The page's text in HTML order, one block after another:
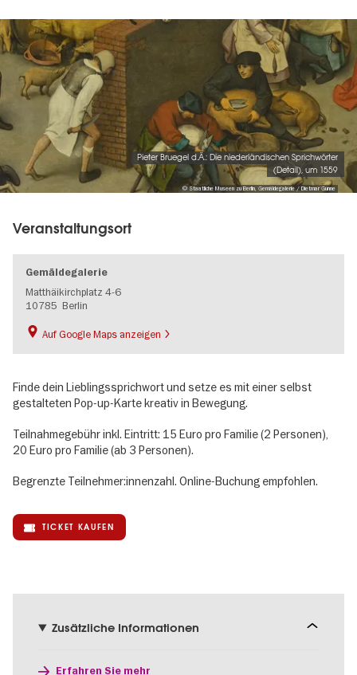
Image
gallery
© Staatliche Museen zu Berlin, Gemäldegalerie / Dietmar Gunne
Pieter Bruegel d.Ä.: Die niederländischen Sprichwörter
(Detail), um 1559
Veranstaltungsort
Gemäldegalerie
Matthäikirchplatz 4-6
10785 Berlin
Auf Google Maps anzeigen
Finde dein Lieblingssprichwort und setze es mit einer selbst
gestalteten Pop-up-Karte kreativ in Bewegung.
Teilnahmegebühr inkl. Eintritt: 15 Euro pro Familie (2 Personen),
20 Euro pro Familie (ab 3 Personen).
Begrenzte Teilnehmer:innenzahl. Online-Buchung empfohlen.
TICKET KAUFEN
Zusätzliche Informationen
Erfahren Sie mehr